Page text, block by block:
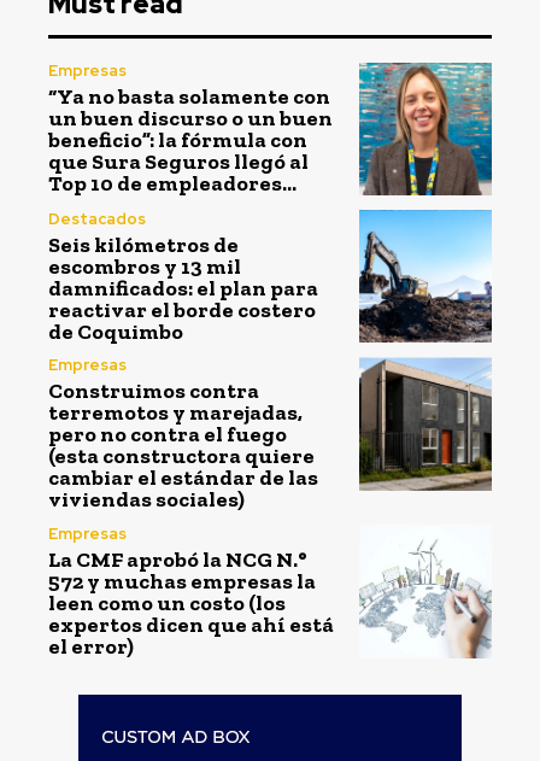
Empresas
“Ya no basta solamente con
un buen discurso o un buen
beneficio”: la fórmula con
que Sura Seguros llegó al
Top 10 de empleadores...
Destacados
Seis kilómetros de
escombros y 13 mil
damnificados: el plan para
reactivar el borde costero
de Coquimbo
Empresas
Construimos contra
terremotos y marejadas,
pero no contra el fuego
(esta constructora quiere
cambiar el estándar de las
viviendas sociales)
Empresas
La CMF aprobó la NCG N.°
572 y muchas empresas la
leen como un costo (los
expertos dicen que ahí está
el error)